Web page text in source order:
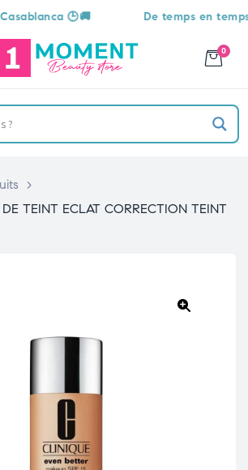
🕒🚚 De temps en temps,
0
>
TEINT ECLAT CORRECTION TEINT